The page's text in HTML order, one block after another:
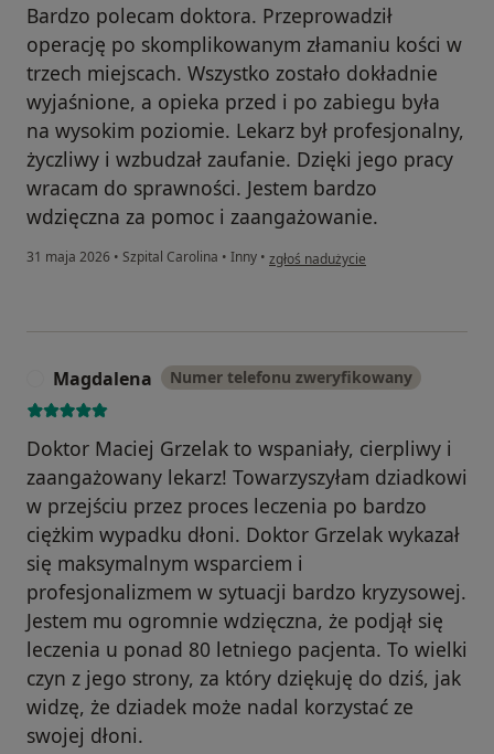
Bardzo polecam doktora. Przeprowadził
operację po skomplikowanym złamaniu kości w
trzech miejscach. Wszystko zostało dokładnie
wyjaśnione, a opieka przed i po zabiegu była
na wysokim poziomie. Lekarz był profesjonalny,
życzliwy i wzbudzał zaufanie. Dzięki jego pracy
wracam do sprawności. Jestem bardzo
wdzięczna za pomoc i zaangażowanie.
31 maja 2026 • Szpital Carolina • Inny • w opinii użytkownika Ewa
zgłoś nadużycie
Magdalena Numer telefonu zweryfikowany
Doktor Maciej Grzelak to wspaniały, cierpliwy i
zaangażowany lekarz! Towarzyszyłam dziadkowi
w przejściu przez proces leczenia po bardzo
ciężkim wypadku dłoni. Doktor Grzelak wykazał
się maksymalnym wsparciem i
profesjonalizmem w sytuacji bardzo kryzysowej.
Jestem mu ogromnie wdzięczna, że podjął się
leczenia u ponad 80 letniego pacjenta. To wielki
czyn z jego strony, za który dziękuję do dziś, jak
widzę, że dziadek może nadal korzystać ze
swojej dłoni.